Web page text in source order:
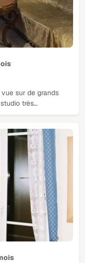
sur de grands
très…